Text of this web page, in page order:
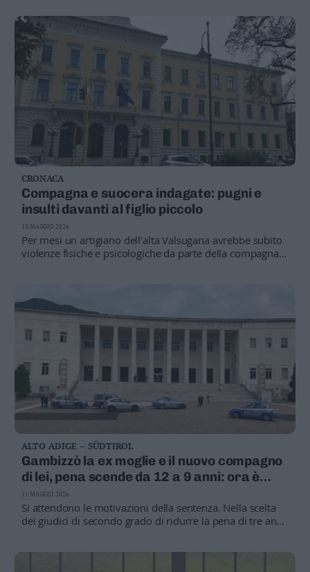
assenza non è stato possibile giudicare l'imputato
CRONACA
Compagna e suocera indagate: pugni e
insulti davanti al figlio piccolo
Per mesi un artigiano dell’alta Valsugana avrebbe subito
violenze fisiche e psicologiche da parte della compagna e
13 MAGGIO 2026
ALTO ADIGE – SÜDTIROL
Gambizzò la ex moglie e il nuovo compagno
di lei, pena scende da 12 a 9 anni: ora è
libero
Si attendono le motivazioni della sentenza. Nella scelta
dei giudici di secondo grado di ridurre la pena di tre anni,
11 MAGGIO 2026